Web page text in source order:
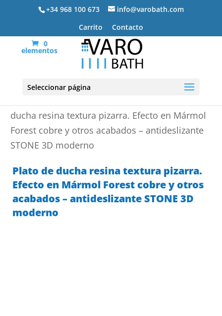
+34 968 100 673
info@varobath.com
Carrito
Contacto
0
elementos
Seleccionar página
ducha resina textura pizarra. Efecto en Mármol
Forest cobre y otros acabados – antideslizante
STONE 3D moderno
Plato de ducha resina textura pizarra.
Efecto en Mármol Forest cobre y otros
acabados – antideslizante STONE 3D
moderno